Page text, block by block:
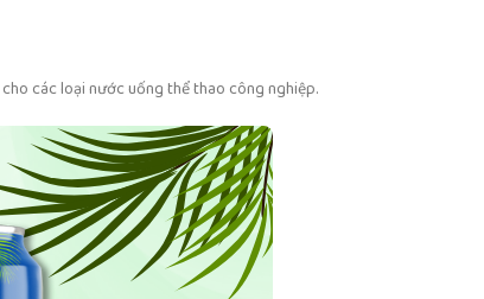
các loại nước uống thể thao công nghiệp.